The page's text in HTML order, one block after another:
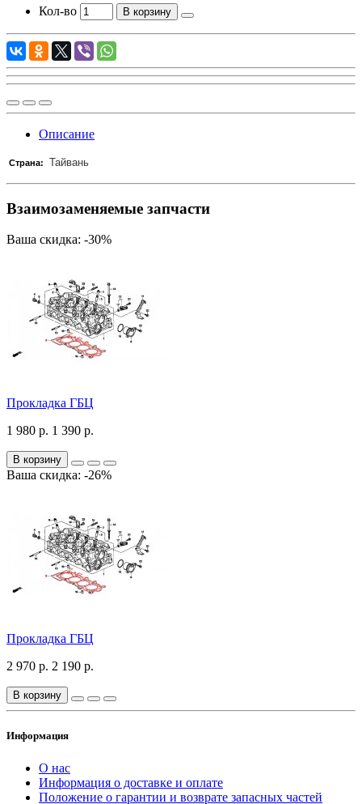
Кол-во В корзину
Описание
Страна: Тайвань
Взаимозаменяемые запчасти
Ваша скидка: -30%
Прокладка ГБЦ
1 980 р. 1 390 р.
В корзину
Ваша скидка: -26%
Прокладка ГБЦ
2 970 р. 2 190 р.
В корзину
Информация
О нас
Информация о доставке и оплате
Положение о гарантии и возврате запасных частей